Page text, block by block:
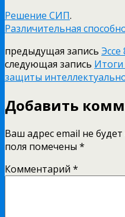
Решение СИП.
Различительная
предыдущая запись Эссе
следующая запись Итоги
защиты
Добавить
Ваш адрес email не
поля помечены *
Комментарий *